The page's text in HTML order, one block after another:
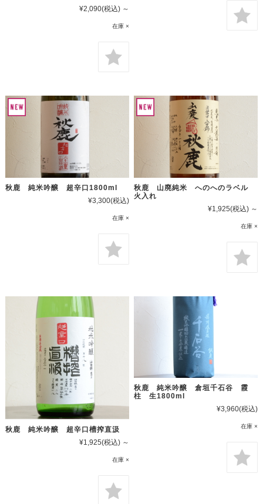
¥2,090(税込) ～
在庫 ×
秋鹿 純米吟醸 超辛口1800ml
¥3,300(税込)
在庫 ×
秋鹿 山廃純米 へのへのラベル
火入れ
¥1,925(税込) ～
在庫 ×
秋鹿 純米吟醸 超辛口槽搾直汲
¥1,925(税込) ～
在庫 ×
秋鹿 純米吟醸 倉垣千石谷 霞
柱 生1800ml
¥3,960(税込)
在庫 ×